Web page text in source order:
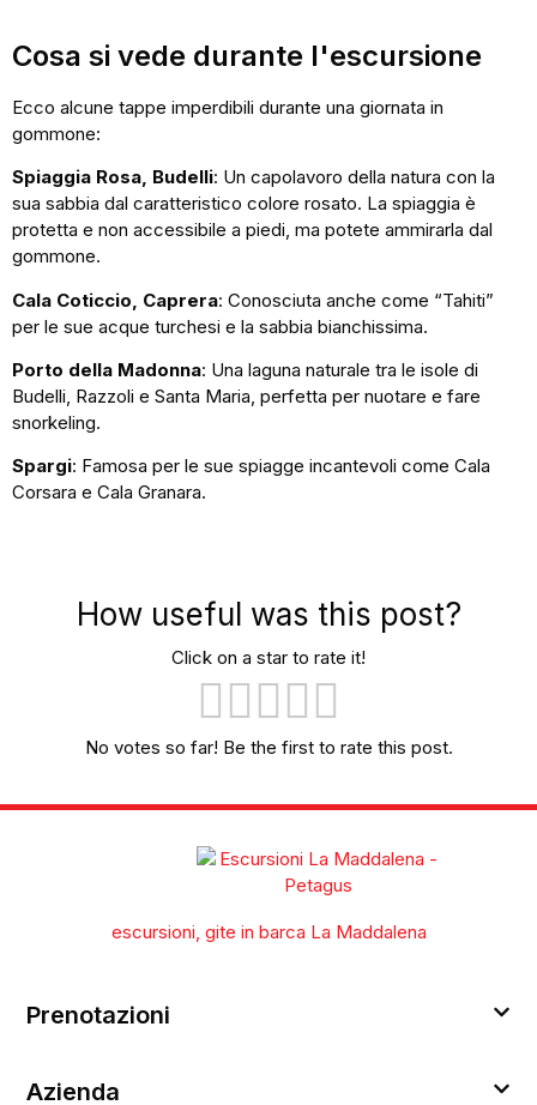
Cosa si vede durante l'escursione
Ecco alcune tappe imperdibili durante una giornata in
gommone:
Spiaggia Rosa, Budelli: Un capolavoro della natura con la
sua sabbia dal caratteristico colore rosato. La spiaggia è
protetta e non accessibile a piedi, ma potete ammirarla dal
gommone.
Cala Coticcio, Caprera: Conosciuta anche come “Tahiti”
per le sue acque turchesi e la sabbia bianchissima.
Porto della Madonna: Una laguna naturale tra le isole di
Budelli, Razzoli e Santa Maria, perfetta per nuotare e fare
snorkeling.
Spargi: Famosa per le sue spiagge incantevoli come Cala
Corsara e Cala Granara.
How useful was this post?
Click on a star to rate it!
No votes so far! Be the first to rate this post.
escursioni, gite in barca La Maddalena
Prenotazioni
Azienda